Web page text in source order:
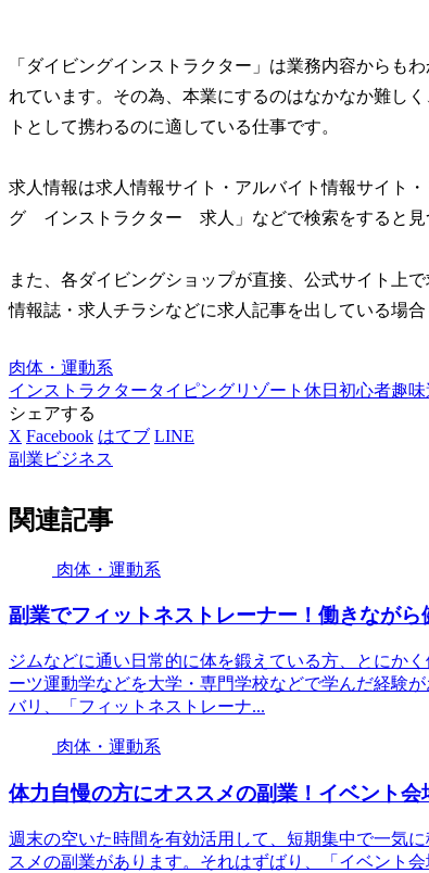
「ダイビングインストラクター」は業務内容からも
れています。その為、本業にするのはなかなか難し
トとして携わるのに適している仕事です。
求人情報は求人情報サイト・アルバイト情報サイト
グ インストラクター 求人」などで検索をすると見
また、各ダイビングショップが直接、公式サイト上
情報誌・求人チラシなどに求人記事を出している場
肉体・運動系
インストラクタータイピングリゾート 休日 初心者趣味
シェアする
X Facebook はてブ LINE
副業ビジネス
関連記事
肉体・運動系
副業でフィットネストレーナー！働きながら
ジムなどに通い日常的に体を鍛えている方、とにか
ーツ運動学などを大学・専門学校などで学んだ経験
バリ、「フィットネストレーナ...
肉体・運動系
体力自慢の方にオススメの副業！イベント会
週末の空いた時間を有効活用して、短期集中で一気
スメの副業があります。それはずばり、「イベント